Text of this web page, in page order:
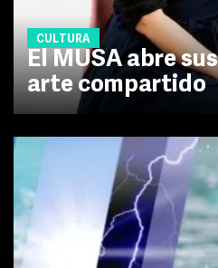
CULTURA
El MUSA abre
arte compartido